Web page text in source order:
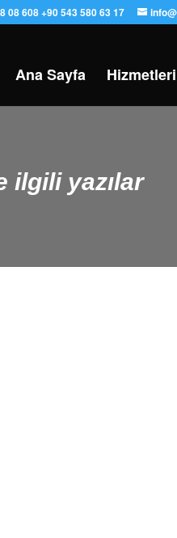
08 608 +90 543 580 63 17
Ana Sayfa
ilgili yazılar